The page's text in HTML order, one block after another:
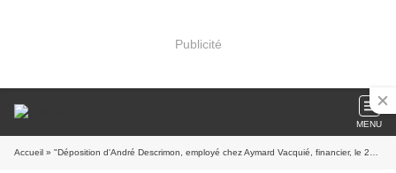
Publicité
MENU
Accueil » "Déposition d'André Descrimon, employé chez Aymard Vacquié, financier, le 29 juillet 1924"